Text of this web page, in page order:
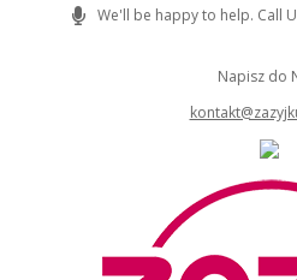
We'll be happy to help. Call
Napisz do